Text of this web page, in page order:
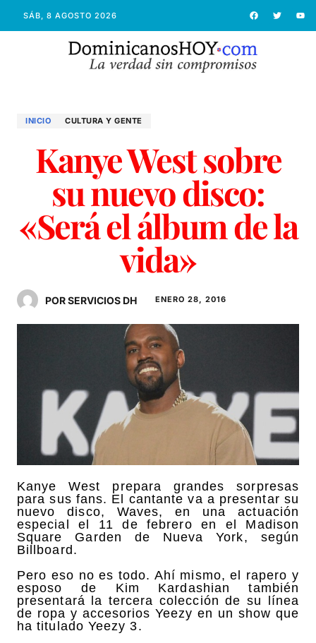
SÁB, 8 AGOSTO 2026
INICIO CULTURA Y GENTE
Kanye West sobre
su nuevo disco:
«Será el álbum de la
vida»
POR SERVICIOS DH ENERO 28, 2016
Kanye West prepara grandes sorpresas
para sus fans. El cantante va a presentar su
nuevo disco, Waves, en una actuación
especial el 11 de febrero en el Madison
Square Garden de Nueva York, según
Billboard.
Pero eso no es todo. Ahí mismo, el rapero y
esposo de Kim Kardashian también
presentará la tercera colección de su línea
de ropa y accesorios Yeezy en un show que
ha titulado Yeezy 3.